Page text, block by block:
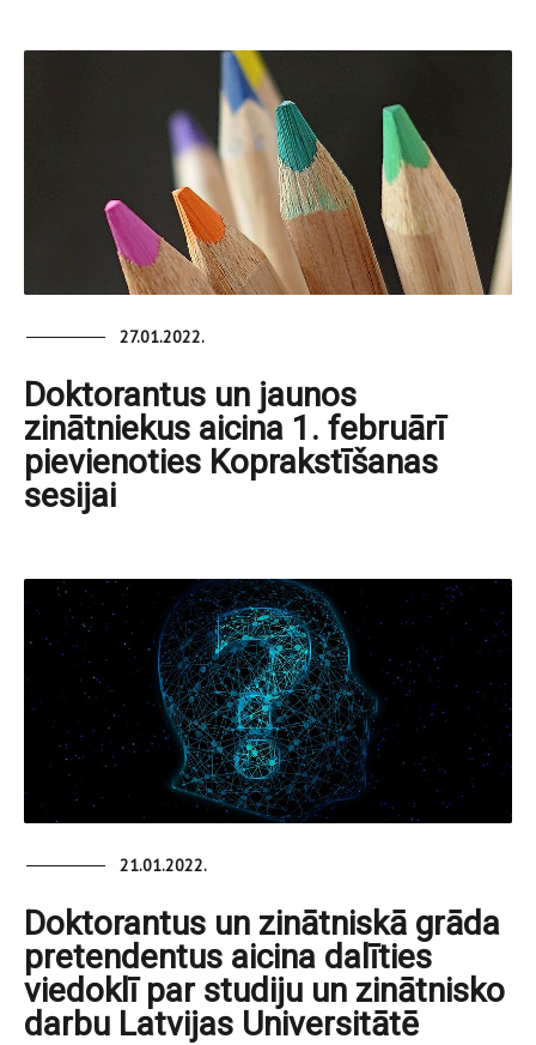
27.01.2022.
Doktorantus un jaunos
zinātniekus aicina 1. februārī
pievienoties Koprakstīšanas
sesijai
21.01.2022.
Doktorantus un zinātniskā grāda
pretendentus aicina dalīties
viedoklī par studiju un zinātnisko
darbu Latvijas Universitātē